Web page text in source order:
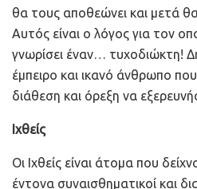
θα τους αποθεώνει και μετά
Αυτός είναι ο λόγος για τον
γνωρίσει έναν… τυχοδιώκτη!
έμπειρο και ικανό άνθρωπο
διάθεση και όρεξη να
Ιχθείς
Οι Ιχθείς είναι άτομα που
έντονα συναισθηματικοί και